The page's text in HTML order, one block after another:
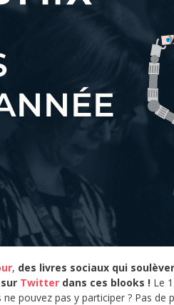
, des livres sociaux qui
Twitter dans ces blooks ! Le
ne pouvez pas y participer ? Pas de